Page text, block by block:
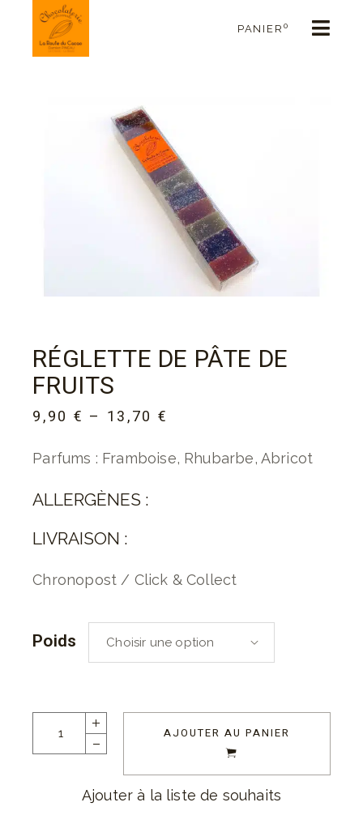
PANIER0
RÉGLETTE DE PÂTE DE
FRUITS
9,90 € – 13,70 €
Parfums : Framboise, Rhubarbe, Abricot
ALLERGÈNES :
LIVRAISON :
Chronopost / Click & Collect
Poids Choisir une option
AJOUTER AU PANIER
Ajouter à la liste de souhaits